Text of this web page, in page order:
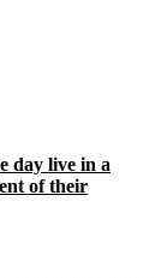
day live in a
of their